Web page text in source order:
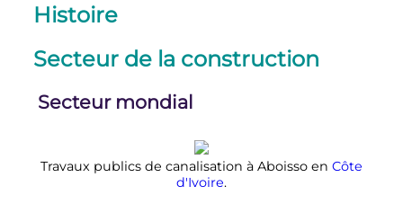
Histoire
Secteur de la construction
Secteur mondial
Travaux publics de canalisation à Aboisso en Côte
d'Ivoire.